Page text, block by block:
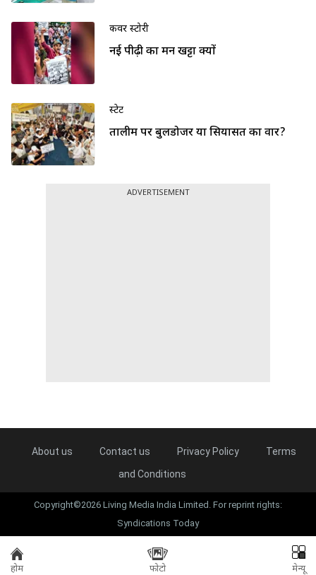
कवर स्टोरी
नई पीढ़ी का मन खट्टा क्यों
स्टेट
तालीम पर बुलडोजर या सियासत का वार?
ADVERTISEMENT
होम फोटो मेन्यू
About us Contact us Privacy Policy
Terms
and Conditions
Copyright©2026 Living Media India Limited. For reprint rights:
Syndications Today